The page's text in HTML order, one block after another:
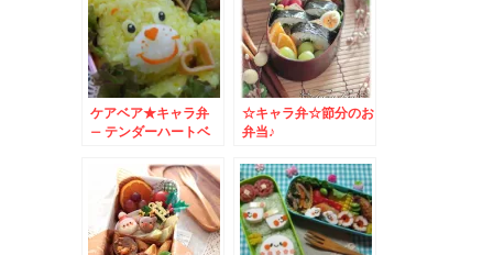
ケアベア★キャラ弁
– テンダーハートベ
決め手★
☆キャラ弁☆節分のお
弁当♪